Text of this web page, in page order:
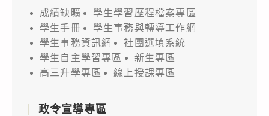
成績缺曠
學生學習歷程檔案專區
學生手冊
學生事務與轉導工作網
學生事務資訊網
社團選填系統
學生自主學習專區
新生專區
高三升學專區
線上授課專區
政令宣導專區